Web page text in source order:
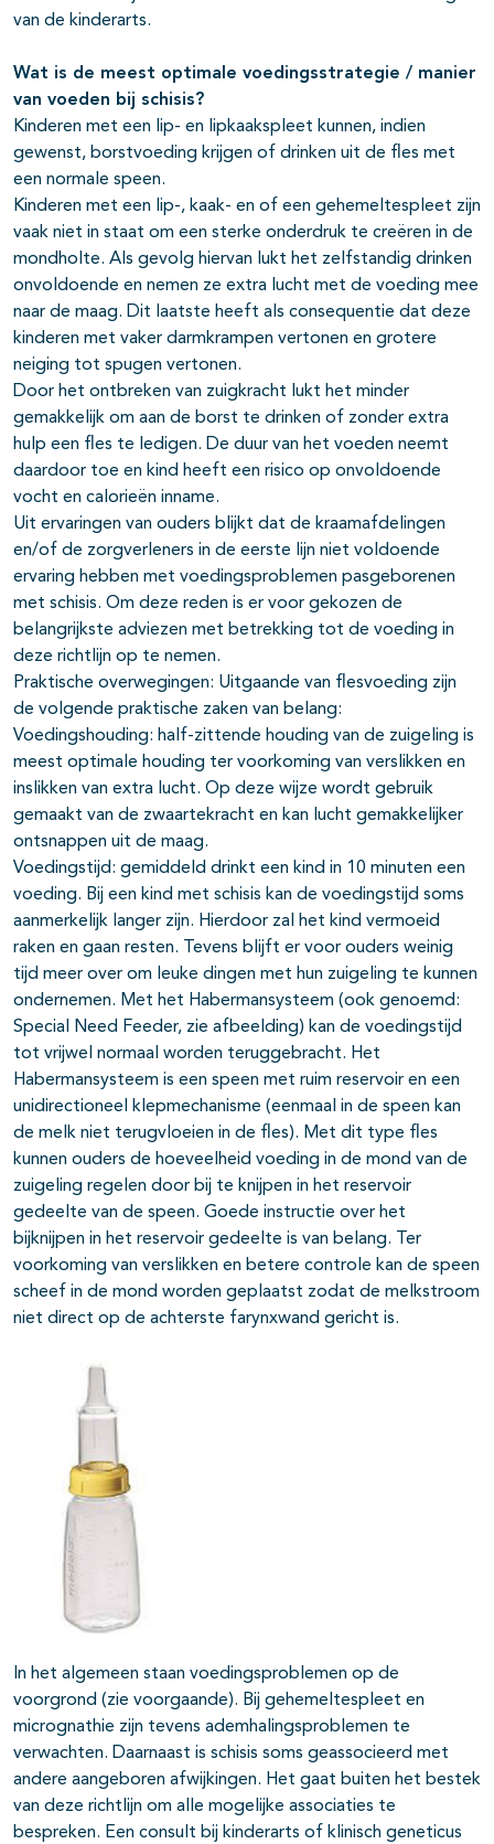
van de kinderarts.
Wat is de meest optimale voedingsstrategie / manier
van voeden bij schisis?
Kinderen met een lip- en lipkaakspleet kunnen, indien
gewenst, borstvoeding krijgen of drinken uit de fles met
een normale speen.
Kinderen met een lip-, kaak- en of een gehemeltespleet zijn
vaak niet in staat om een sterke onderdruk te creëren in de
mondholte. Als gevolg hiervan lukt het zelfstandig drinken
onvoldoende en nemen ze extra lucht met de voeding mee
naar de maag. Dit laatste heeft als consequentie dat deze
kinderen met vaker darmkrampen vertonen en grotere
neiging tot spugen vertonen.
Door het ontbreken van zuigkracht lukt het minder
gemakkelijk om aan de borst te drinken of zonder extra
hulp een fles te ledigen. De duur van het voeden neemt
daardoor toe en kind heeft een risico op onvoldoende
vocht en calorieën inname.
Uit ervaringen van ouders blijkt dat de kraamafdelingen
en/of de zorgverleners in de eerste lijn niet voldoende
ervaring hebben met voedingsproblemen pasgeborenen
met schisis. Om deze reden is er voor gekozen de
belangrijkste adviezen met betrekking tot de voeding in
deze richtlijn op te nemen.
Praktische overwegingen: Uitgaande van flesvoeding zijn
de volgende praktische zaken van belang:
Voedingshouding: half-zittende houding van de zuigeling is
meest optimale houding ter voorkoming van verslikken en
inslikken van extra lucht. Op deze wijze wordt gebruik
gemaakt van de zwaartekracht en kan lucht gemakkelijker
ontsnappen uit de maag.
Voedingstijd: gemiddeld drinkt een kind in 10 minuten een
voeding. Bij een kind met schisis kan de voedingstijd soms
aanmerkelijk langer zijn. Hierdoor zal het kind vermoeid
raken en gaan resten. Tevens blijft er voor ouders weinig
tijd meer over om leuke dingen met hun zuigeling te kunnen
ondernemen. Met het Habermansysteem (ook genoemd:
Special Need Feeder, zie afbeelding) kan de voedingstijd
tot vrijwel normaal worden teruggebracht. Het
Habermansysteem is een speen met ruim reservoir en een
unidirectioneel klepmechanisme (eenmaal in de speen kan
de melk niet terugvloeien in de fles). Met dit type fles
kunnen ouders de hoeveelheid voeding in de mond van de
zuigeling regelen door bij te knijpen in het reservoir
gedeelte van de speen. Goede instructie over het
bijknijpen in het reservoir gedeelte is van belang. Ter
voorkoming van verslikken en betere controle kan de speen
scheef in de mond worden geplaatst zodat de melkstroom
niet direct op de achterste farynxwand gericht is.
In het algemeen staan voedingsproblemen op de
voorgrond (zie voorgaande). Bij gehemeltespleet en
micrognathie zijn tevens ademhalingsproblemen te
verwachten. Daarnaast is schisis soms geassocieerd met
andere aangeboren afwijkingen. Het gaat buiten het bestek
van deze richtlijn om alle mogelijke associaties te
bespreken. Een consult bij kinderarts of klinisch geneticus